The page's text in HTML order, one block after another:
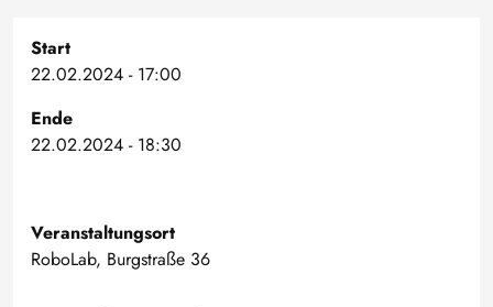
Start
22.02.2024 - 17:00
Ende
22.02.2024 - 18:30
Veranstaltungsort
RoboLab, Burgstraße 36